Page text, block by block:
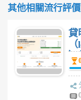
其他相關流行評價
貸
間
體